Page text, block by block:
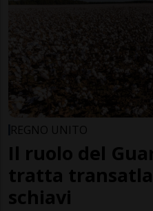
REGNO UNITO
Il ruolo del
tratta
schiavi